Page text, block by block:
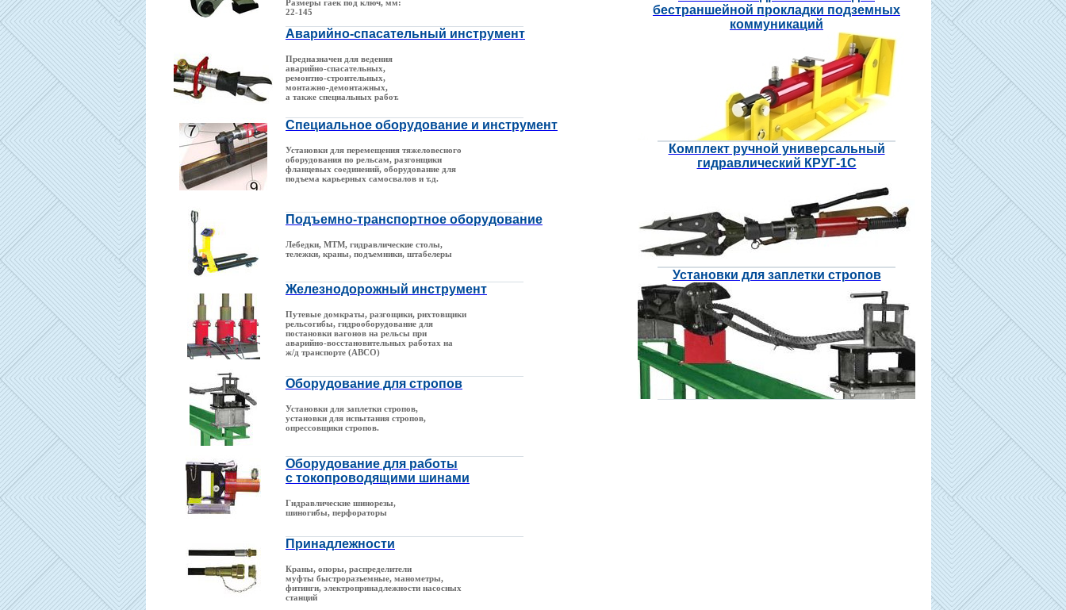
бестраншейной прокладки подземных
коммуникаций
Комплект ручной универсальный
гидравлический КРУГ-1С
Установки для заплетки стропов
Размеры гаек под ключ, мм:
22-145
Аварийно-спасательный инструмент
Предназначен для ведения
аварийно-спасательных,
ремонтно-строительных,
монтажно-демонтажных,
а также специальных работ.
Специальное оборудование и инструмент
Установки для перемещения тяжеловесного
оборудования по рельсам, разгонщики
фланцевых соединений, оборудование для
подъема карьерных самосвалов и т.д.
Подъемно-транспортное оборудование
Лебедки, МТМ, гидравлические столы,
тележки, краны, подъемники, штабелеры
Железнодорожный инструмент
Путевые домкраты, разгощики, рихтовщики
рельсогибы, гидрооборудование для
постановки вагонов на рельсы при
аварийно-восстановительных работах на
ж/д транспорте (АВСО)
Оборудование для стропов
Установки для заплетки стропов,
установки для испытания стропов,
опрессовщики стропов.
Оборудование для работы
с токопроводящими шинами
Гидравлические шинорезы,
шиногибы, перфораторы
Принадлежности
Краны, опоры, распределители
муфты быстроразъемные, манометры,
фитинги, электропринадлежности насосных
станций